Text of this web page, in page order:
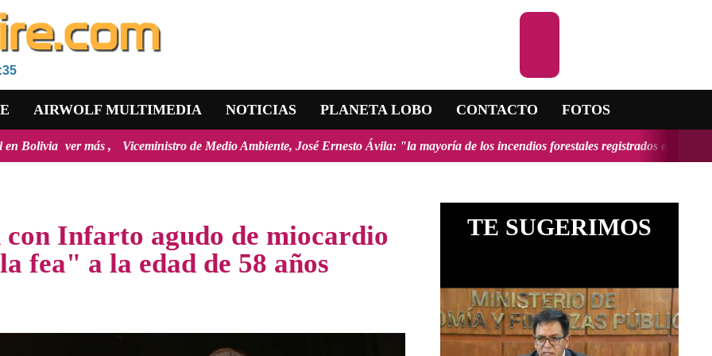
AIRWOLF MULTIMEDIA NOTICIAS PLANETA LOBO CONTACTO FOTOS
Viceministro de Medio Ambiente, José Ernesto Ávila: "la mayoría de los incendios forestales registrados en el país fueron provocados
Infarto agudo de miocardio
fea" a la edad de 58 años
TE SUGERIMOS